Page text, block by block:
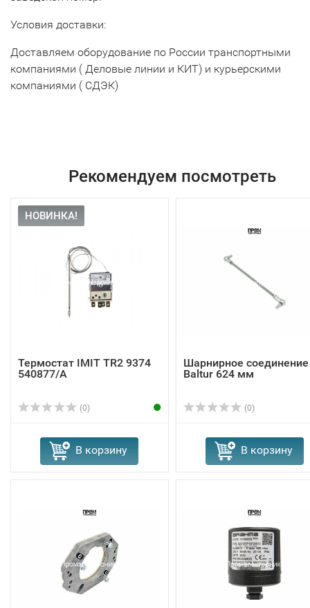
Условия доставки:
Доставляем оборудование по России транспортными
компаниями ( Деловые линии и КИТ) и курьерскими
компаниями ( СДЭК)
Рекомендуем посмотреть
НОВИНКА!
Термостат IMIT TR2 9374
540877/A
(0)
В корзину
Шарнирное соединение
Baltur 624 мм
(0)
В корзину